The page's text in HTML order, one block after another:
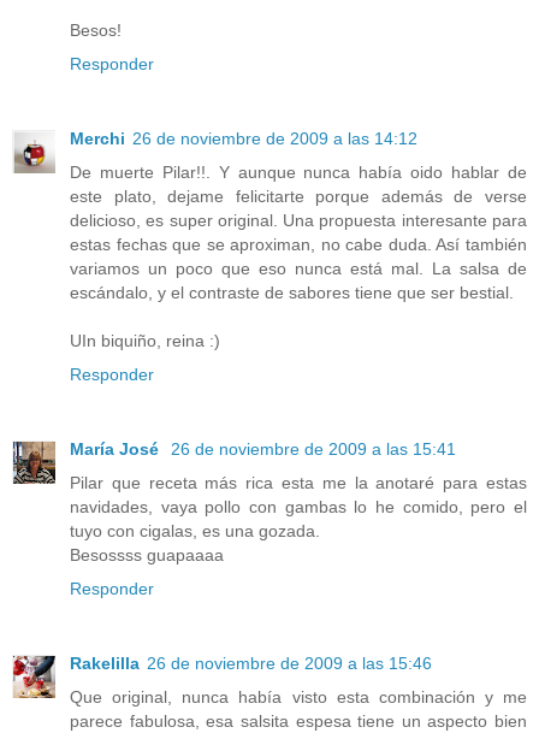
Besos!
Responder
Merchi 26 de noviembre de 2009 a las 14:12
De muerte Pilar!!. Y aunque nunca había oido hablar de
este plato, dejame felicitarte porque además de verse
delicioso, es super original. Una propuesta interesante para
estas fechas que se aproximan, no cabe duda. Así también
variamos un poco que eso nunca está mal. La salsa de
escándalo, y el contraste de sabores tiene que ser bestial.
UIn biquiño, reina :)
Responder
María José
26 de noviembre de 2009 a las 15:41
Pilar que receta más rica esta me la anotaré para estas
navidades, vaya pollo con gambas lo he comido, pero el
tuyo con cigalas, es una gozada.
Besossss guapaaaa
Responder
Rakelilla 26 de noviembre de 2009 a las 15:46
Que original, nunca había visto esta combinación y me
parece fabulosa, esa salsita espesa tiene un aspecto bien